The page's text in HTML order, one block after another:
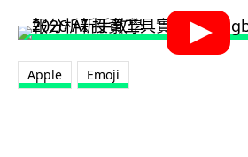
Apple Emoji